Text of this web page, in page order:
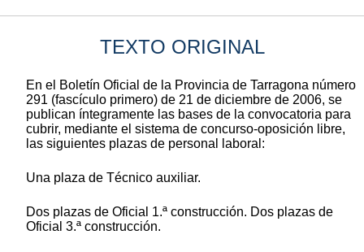
TEXTO ORIGINAL
En el Boletín Oficial de la Provincia de Tarragona número
291 (fascículo primero) de 21 de diciembre de 2006, se
publican íntegramente las bases de la convocatoria para
cubrir, mediante el sistema de concurso-oposición libre,
las siguientes plazas de personal laboral:
Una plaza de Técnico auxiliar.
Dos plazas de Oficial 1.ª construcción. Dos plazas de
Oficial 3.ª construcción.